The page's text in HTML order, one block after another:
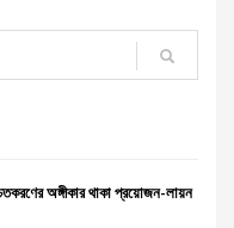
অঙ্গীকার থাকা প্রয়োজন-লায়ন